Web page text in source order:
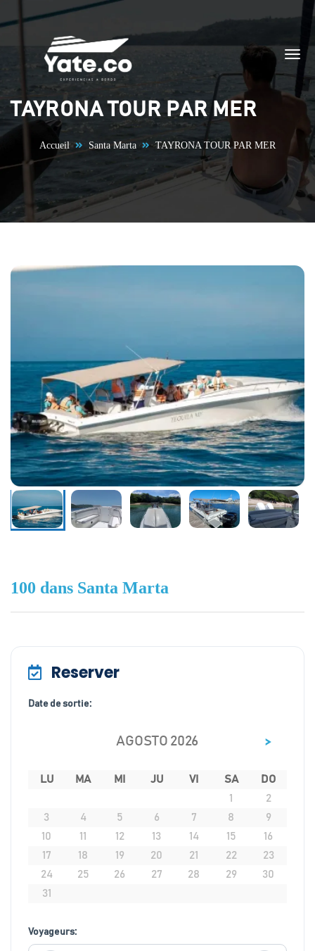
Aller au contenu
TAYRONA TOUR PAR MER
Accueil Santa Marta TAYRONA TOUR PAR MER
100 dans Santa Marta
Reserver
Date de sortie:
AGOSTO 2026 >
LU MA MI JU VI SA
DO
1
2
3
4 5 6 7 8
9
10
11 12 13 14 15
16
17
18 19 20 21 22
23
24
25 26 27 28 29
30
31
Voyageurs: